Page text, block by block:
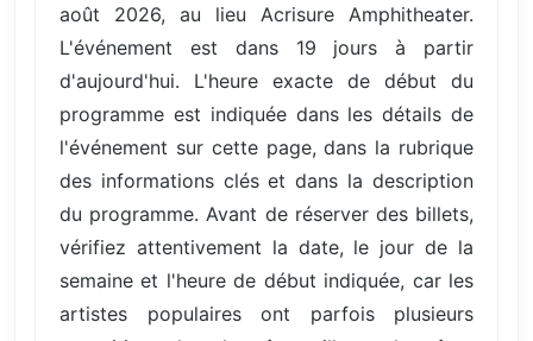
août 2026, au lieu Acrisure Amphitheater.
L'événement est dans 19 jours à partir
d'aujourd'hui. L'heure exacte de début du
programme est indiquée dans les détails de
l'événement sur cette page, dans la rubrique
des informations clés et dans la description
du programme. Avant de réserver des billets,
vérifiez attentivement la date, le jour de la
semaine et l'heure de début indiquée, car les
artistes populaires ont parfois plusieurs